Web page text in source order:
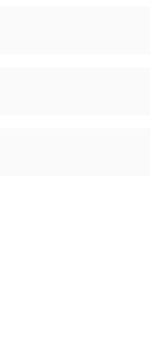
COA и MSDS.
на EFSA и